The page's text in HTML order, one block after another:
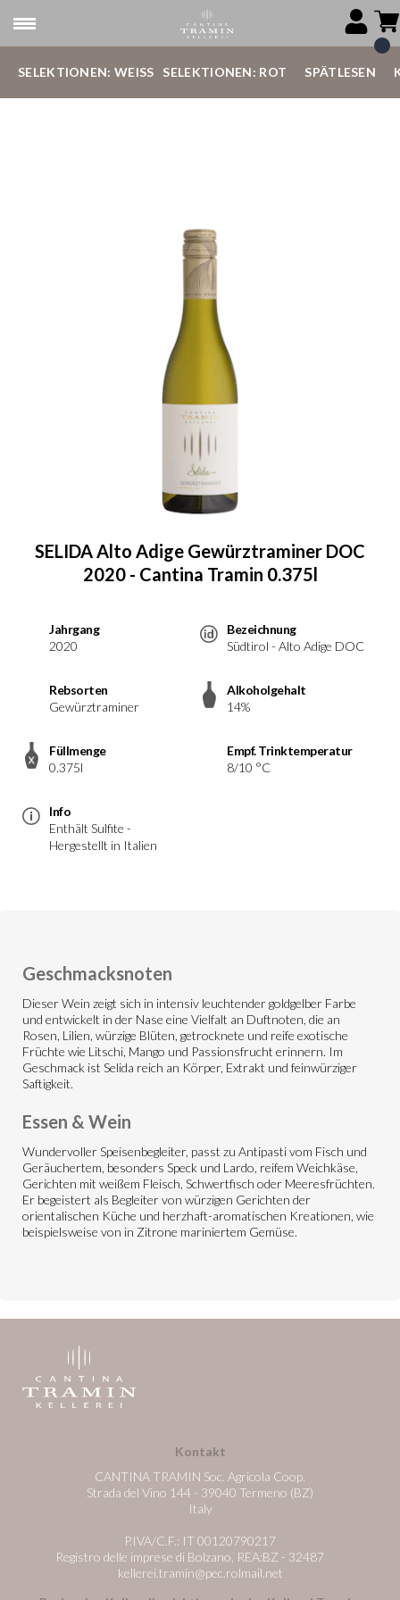
SELEKTIONEN: WEISS SELEKTIONEN: ROT SPÄTLESEN
SELIDA Alto Adige Gewürztraminer DOC
2020 - Cantina Tramin 0.375l
Jahrgang
2020
Bezeichnung
Südtirol - Alto Adige DOC
Rebsorten
Gewürztraminer
Alkoholgehalt
14%
Füllmenge
0.375l
Empf. Trinktemperatur
8/10 °C
Info
Enthält Sulfite -
Hergestellt in Italien
Geschmacksnoten
Dieser Wein zeigt sich in intensiv leuchtender goldgelber Farbe
und entwickelt in der Nase eine Vielfalt an Duftnoten, die an
Rosen, Lilien, würzige Blüten, getrocknete und reife exotische
Früchte wie Litschi, Mango und Passionsfrucht erinnern. Im
Geschmack ist Selida reich an Körper, Extrakt und feinwürziger
Saftigkeit.
Essen & Wein
Wundervoller Speisenbegleiter, passt zu Antipasti vom Fisch und
Geräuchertem, besonders Speck und Lardo, reifem Weichkäse,
Gerichten mit weißem Fleisch, Schwertfisch oder Meeresfrüchten.
Er begeistert als Begleiter von würzigen Gerichten der
orientalischen Küche und herzhaft-aromatischen Kreationen, wie
beispielsweise von in Zitrone mariniertem Gemüse.
Kontakt
CANTINA TRAMIN Soc. Agricola Coop.
Strada del Vino 144 - 39040 Termeno (BZ)
Italy
P.IVA/C.F.: IT 00120790217
Registro delle imprese di Bolzano, REA:BZ - 32487
kellerei.tramin@pec.rolmail.net